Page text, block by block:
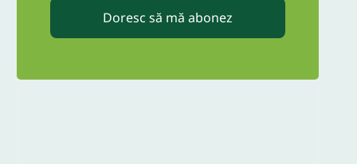
Doresc să mă abonez